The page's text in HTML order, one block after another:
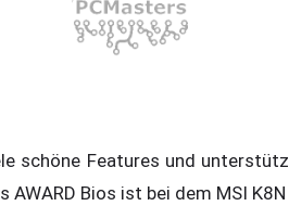
schöne Features und
AWARD Bios ist bei dem MSI